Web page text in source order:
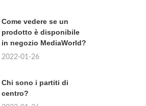
Come vedere se un
prodotto è disponibile
in negozio MediaWorld?
2022-01-26
Chi sono i partiti di
centro?